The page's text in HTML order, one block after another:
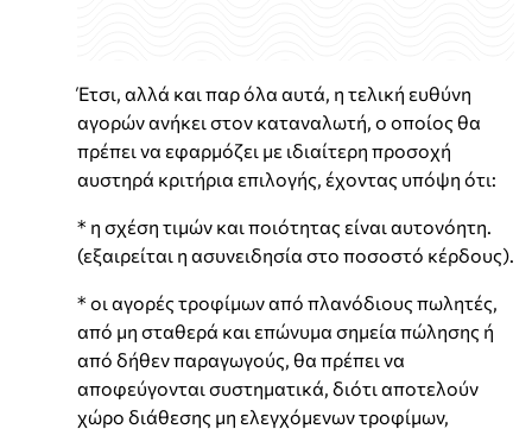
Έτσι, αλλά και παρ όλα αυτά, η τελική ευθύνη
αγορών ανήκει στον καταναλωτή, ο οποίος θα
πρέπει να εφαρμόζει με ιδιαίτερη προσοχή
αυστηρά κριτήρια επιλογής, έχοντας υπόψη ότι:
* η σχέση τιμών και ποιότητας είναι αυτονόητη.
(εξαιρείται η ασυνειδησία στο ποσοστό κέρδους).
* οι αγορές τροφίμων από πλανόδιους πωλητές,
από μη σταθερά και επώνυμα σημεία πώλησης ή
από δήθεν παραγωγούς, θα πρέπει να
αποφεύγονται συστηματικά, διότι αποτελούν
χώρο διάθεσης μη ελεγχόμενων τροφίμων,